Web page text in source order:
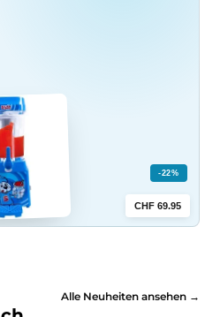
-22%
CHF 69.95
Alle Neuheiten ansehen →